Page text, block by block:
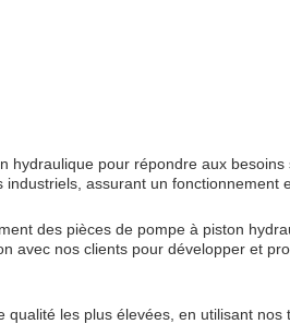
pour répondre aux
assurant un fonctionnement
des pièces de pompe à piston
avec nos clients pour développer et
les plus élevées, en utilisant